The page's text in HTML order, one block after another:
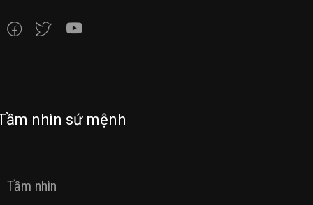
nhìn sứ mệnh
Tầm nhìn